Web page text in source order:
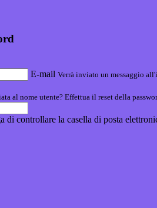
E-mail Verrà inviato un messaggio
al nome utente? Effettua il reset della
di controllare la casella di posta